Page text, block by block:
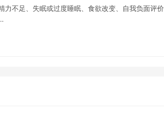
不足、失眠或过度睡眠、食欲改变、自我负面评价